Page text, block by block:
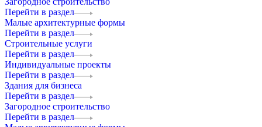
Перейти в раздел
Малые архитектурные формы
Перейти в раздел
Строительные услуги
Перейти в раздел
Индивидуальные проекты
Перейти в раздел
Здания для бизнеса
Перейти в раздел
Загородное строительство
Перейти в раздел